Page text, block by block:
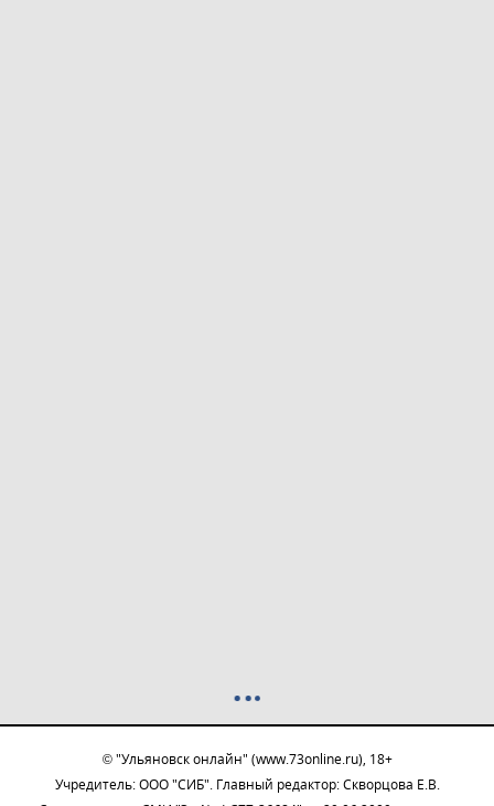
© "Ульяновск онлайн" (www.73online.ru), 18+
Учредитель: ООО "СИБ". Главный редактор: Скворцова Е.В.